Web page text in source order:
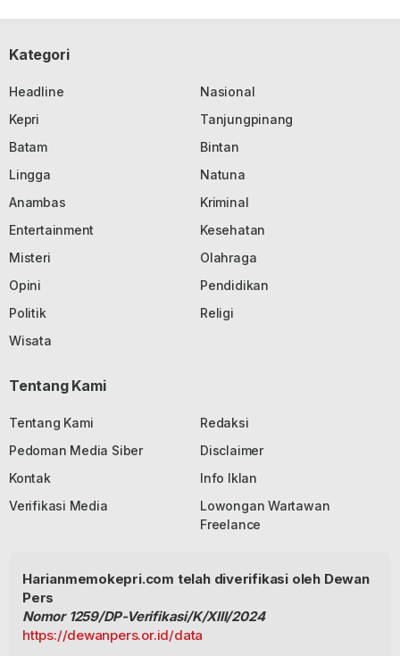
Kategori
Headline
Nasional
Kepri
Tanjungpinang
Batam
Bintan
Lingga
Natuna
Anambas
Kriminal
Entertainment
Kesehatan
Misteri
Olahraga
Opini
Pendidikan
Politik
Religi
Wisata
Tentang Kami
Tentang Kami
Redaksi
Pedoman Media Siber
Disclaimer
Kontak
Info Iklan
Verifikasi Media
Lowongan Wartawan
Freelance
Harianmemokepri.com telah diverifikasi oleh Dewan
Pers
Nomor 1259/DP-Verifikasi/K/XIII/2024
https://dewanpers.or.id/data